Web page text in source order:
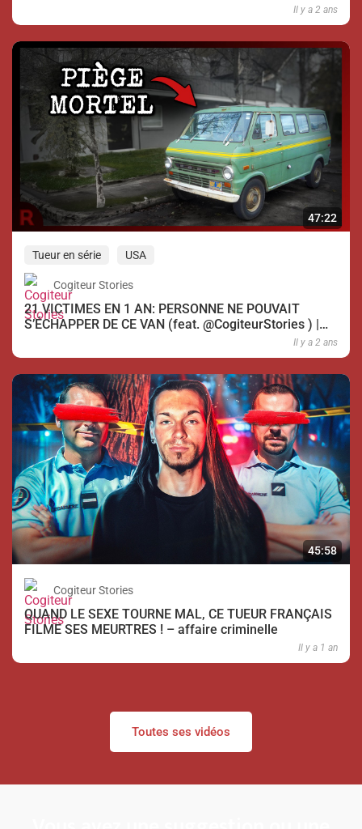
Il y a 2 ans
47:22
Tueur en série USA
Cogiteur Stories
21 VICTIMES EN 1 AN: PERSONNE NE POUVAIT
S’ÉCHAPPER DE CE VAN (feat. @CogiteurStories ) |
Il y a 2 ans
45:58
Cogiteur Stories
QUAND LE SEXE TOURNE MAL, CE TUEUR FRANÇAIS
FILME SES MEURTRES ! – affaire criminelle
Il y a 1 an
Toutes ses vidéos